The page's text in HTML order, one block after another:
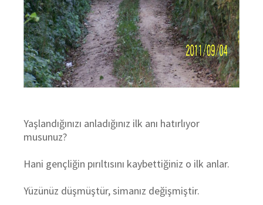
Yaşlandığınızı anladığınız ilk anı hatırlıyor
musunuz?
Hani gençliğin pırıltısını kaybettiğiniz o ilk anlar.
Yüzünüz düşmüştür, simanız değişmiştir.